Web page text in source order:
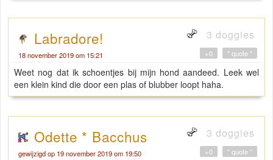
Labradore! 3 doggies
18 november 2019 om 15:21 " quote "
+0
Weet nog dat ik schoentjes bij mijn hond aandeed. Leek wel
een klein kind die door een plas of blubber loopt haha.
Odette * Bacchus 3 doggies
gewijzigd op 19 november 2019 om 19:50 " quote "
+0